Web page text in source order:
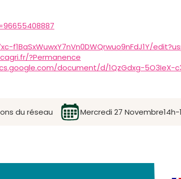
?Permanence
document/d/1QzGdxg-5O3IeX-
du réseau Mercredi 27 Novembre14h-